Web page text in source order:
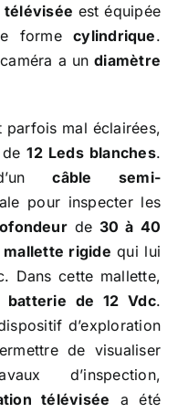
télévisée est équipée
formecylindrique.
a undiamètre
parfois mal éclairées,
de12 Leds blanches.
câble semi-
pour inspecter les
de30 à 40
mallette rigide qui lui
Dans cette mallette,
batterie de 12 Vdc.
d’exploration
de visualiser
d’inspection,
télévisée a été